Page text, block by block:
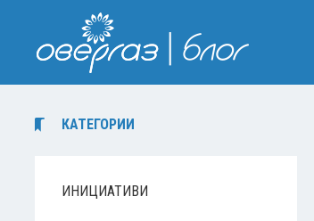
КАТЕГОРИИ
ИНИЦИАТИВИ